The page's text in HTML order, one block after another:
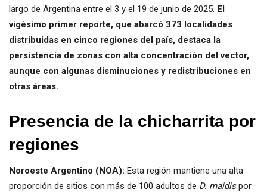
largo de Argentina entre el 3 y el 19 de junio de 2025. El
vigésimo primer reporte, que abarcó 373 localidades
distribuidas en cinco regiones del país, destaca la
persistencia de zonas con alta concentración del vector,
aunque con algunas disminuciones y redistribuciones en
otras áreas.
Presencia de la chicharrita por
regiones
Noroeste Argentino (NOA): Esta región mantiene una alta
proporción de sitios con más de 100 adultos de D. maidispor